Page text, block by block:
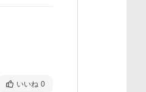
いいね 0